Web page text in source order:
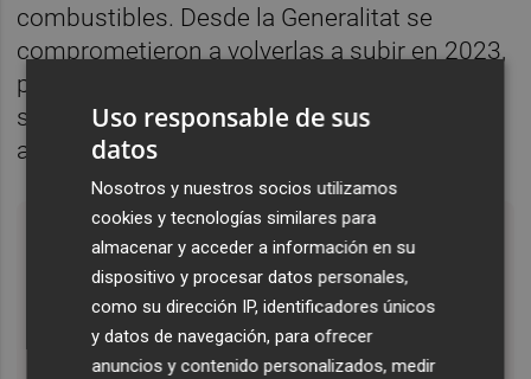
combustibles. Desde la Generalitat se
comprometieron a volverlas a subir en 2023,
pero todo lo que sea por debajo del 10 %
será volver a perder poder adquisitivo",
añade.
Los taxistas valencianos protestan por la
pérdida de poder adquisitivo
➡️https://t.co/pclyCGIRPX
Uso responsable de sus
datos
Nosotros y nuestros socios utilizamos
cookies y tecnologías similares para
almacenar y acceder a información en su
dispositivo y procesar datos personales,
como su dirección IP, identificadores únicos
y datos de navegación, para ofrecer
anuncios y contenido personalizados, medir